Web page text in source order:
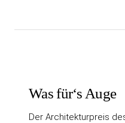
Was für‘s Auge
Der Architekturpreis